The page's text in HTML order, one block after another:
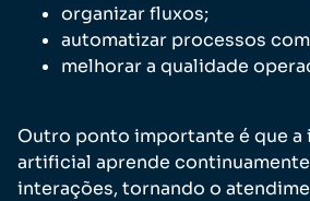
organizar fluxos;
automatizar processos
melhorar a qualidade
Outro ponto importante é que a
artificial aprende
interações, tornando o